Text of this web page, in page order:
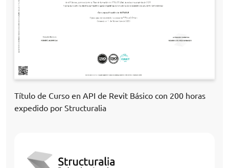
Título de Curso en API de Revit Básico con 200 horas
expedido por Structuralia